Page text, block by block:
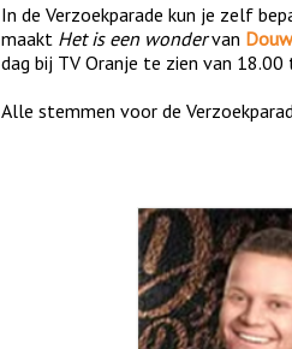
ORANJE KROON
TV ORANJE TOP 1000
11 VAN ORANJE
In de Verzoekparade kun je zelf
maakt Het is een wondervan
dag bij TV Oranje te zien van
Alle stemmen voor de